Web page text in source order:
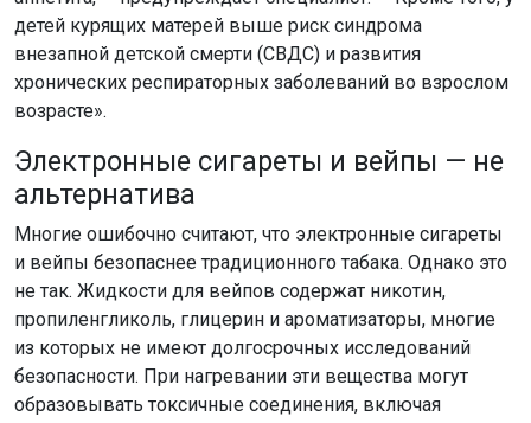
Электронные сигареты и вейпы — не
альтернатива
Многие ошибочно считают, что электронные сигареты
и вейпы безопаснее традиционного табака. Однако это
не так. Жидкости для вейпов содержат никотин,
пропиленгликоль, глицерин и ароматизаторы, многие
из которых не имеют долгосрочных исследований
безопасности. При нагревании эти вещества могут
образовывать токсичные соединения, включая
формальдегид.
«Вейпы не являются безопасной альтернативой, —
подчёркивает Лариса Сарычева. — Они также
содержат никотин и другие вредные вещества,